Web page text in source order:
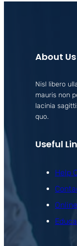
About Us
Nisl libero
mauris non
lacinia
quo.
Useful
Help